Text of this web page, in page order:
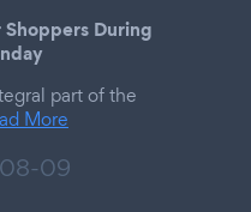
During
part of the
More
09